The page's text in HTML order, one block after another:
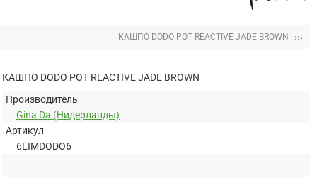
КАШПО DODO POT REACTIVE JADE BROWN ›››
КАШПО DODO POT REACTIVE JADE BROWN
Производитель
Gina Da (Нидерланды)
Артикул
6LIMDODO6